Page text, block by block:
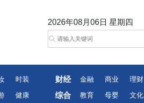
2026年08月06日 星期四
时装 财经 金融 商业 理财
健康 综合 教育 母婴 文化